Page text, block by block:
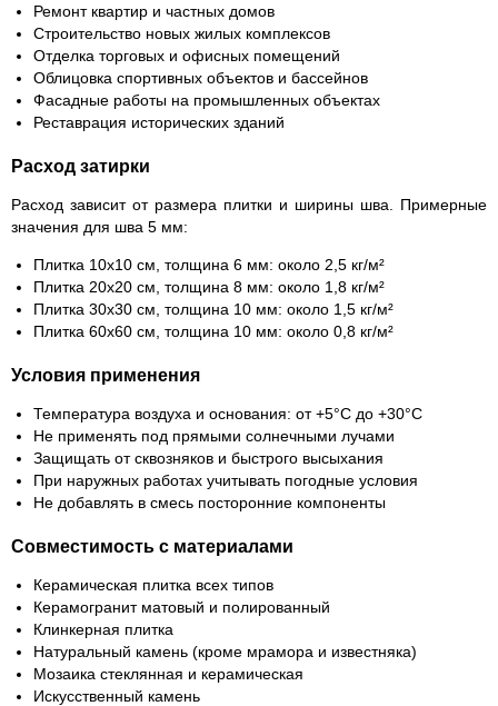
Ремонт квартир и частных домов
Строительство новых жилых комплексов
Отделка торговых и офисных помещений
Облицовка спортивных объектов и бассейнов
Фасадные работы на промышленных объектах
Реставрация исторических зданий
Расход затирки
Расход зависит от размера плитки и ширины шва. Примерные
значения для шва 5 мм:
Плитка 10x10 см, толщина 6 мм: около 2,5 кг/м²
Плитка 20x20 см, толщина 8 мм: около 1,8 кг/м²
Плитка 30x30 см, толщина 10 мм: около 1,5 кг/м²
Плитка 60x60 см, толщина 10 мм: около 0,8 кг/м²
Условия применения
Температура воздуха и основания: от +5°C до +30°C
Не применять под прямыми солнечными лучами
Защищать от сквозняков и быстрого высыхания
При наружных работах учитывать погодные условия
Не добавлять в смесь посторонние компоненты
Совместимость с материалами
Керамическая плитка всех типов
Керамогранит матовый и полированный
Клинкерная плитка
Натуральный камень (кроме мрамора и известняка)
Мозаика стеклянная и керамическая
Искусственный камень